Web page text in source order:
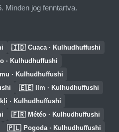
Minden jog fenntartva.
🇮🇩 Cuaca · Kulhudhuffushi
· Kulhudhuffushi
· Kulhudhuffushi
🇪🇪 Ilm · Kulhudhuffushi
· Kulhudhuffushi
🇫🇷 Météo · Kulhudhuffushi
🇵🇱 Pogoda · Kulhudhuffushi